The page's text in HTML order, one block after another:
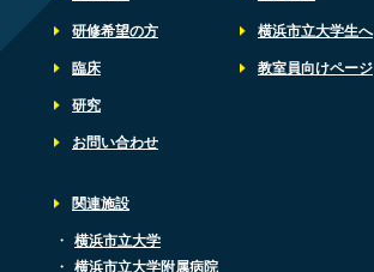
研修希望の方
臨床
研究
お問い合わせ
横浜市立大学生へ
教室員向けページ
関連施設
・ 横浜市立大学
・ 横浜市立大学附属病院